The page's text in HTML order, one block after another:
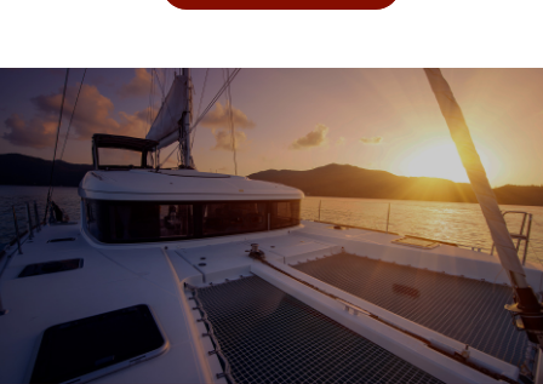
ALPHA BOATS, L’EXPERT DES BATEAUX
D’OCCASION ET NEUF AVEC SES MARQUES
DE MOODY ET MILLIKAN…